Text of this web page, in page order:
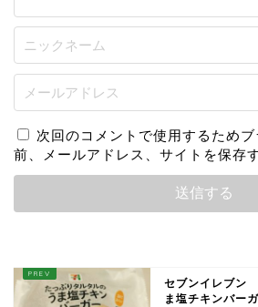
次回のコメントで使用するため
前、メールアドレス、サイトを保存す
セブンイレブン
ま塩チキンバー